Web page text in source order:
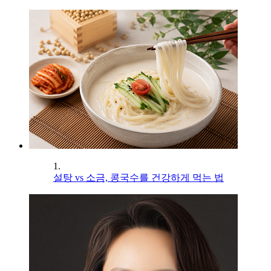
1.
설탕 vs 소금, 콩국수를 건강하게 먹는 법